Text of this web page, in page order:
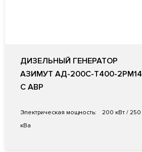
ДИЗЕЛЬНЫЙ ГЕНЕРАТОР
АЗИМУТ АД-200С-Т400-2РМ14
С АВР
Электрическая мощность:
200 кВт / 250
кВа